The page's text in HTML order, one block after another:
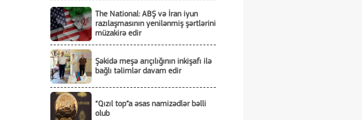
The National: ABŞ və İran iyun
razılaşmasının yenilənmiş şərtlərini
müzakirə edir
Şəkidə meşə arıçılığının inkişafı ilə
bağlı təlimlər davam edir
“Qızıl top”a əsas namizədlər bəlli
olub